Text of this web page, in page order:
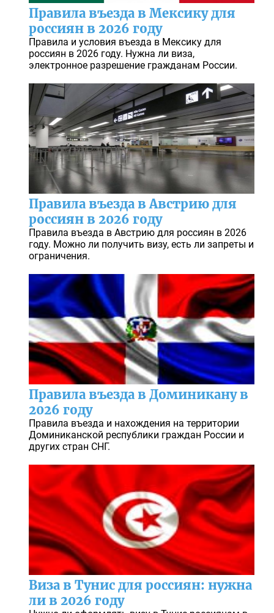
Правила въезда в Мексику для
россиян в 2026 году
Правила и условия въезда в Мексику для
россиян в 2026 году. Нужна ли виза,
электронное разрешение гражданам России.
Правила въезда в Австрию для
россиян в 2026 году
Правила въезда в Австрию для россиян в 2026
году. Можно ли получить визу, есть ли запреты и
ограничения.
Правила въезда в Доминикану в
2026 году
Правила въезда и нахождения на территории
Доминиканской республики граждан России и
других стран СНГ.
Виза в Тунис для россиян: нужна
ли в 2026 году